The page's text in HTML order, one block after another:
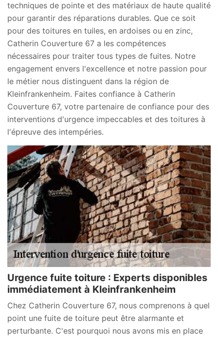
techniques de pointe et des matériaux de haute qualité
pour garantir des réparations durables. Que ce soit
pour des toitures en tuiles, en ardoises ou en zinc,
Catherin Couverture 67 a les compétences
nécessaires pour traiter tous types de fuites. Notre
engagement envers l'excellence et notre passion pour
le métier nous distinguent dans la région de
Kleinfrankenheim. Faites confiance à Catherin
Couverture 67, votre partenaire de confiance pour des
interventions d'urgence impeccables et des toitures à
l'épreuve des intempéries.
Urgence fuite toiture : Experts disponibles
immédiatement à Kleinfrankenheim
Chez Catherin Couverture 67, nous comprenons à quel
point une fuite de toiture peut être alarmante et
perturbante. C'est pourquoi nous avons mis en place